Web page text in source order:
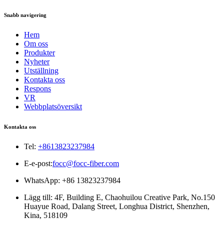
Snabb navigering
Hem
Om oss
Produkter
Nyheter
Utställning
Kontakta oss
Respons
VR
Webbplatsöversikt
Kontakta oss
Tel: +8613823237984
E-e-post:focc@focc-fiber.com
WhatsApp: +86 13823237984
Lägg till: 4F, ​​Building E, Chaohuilou Creative Park, No.150
Huayue Road, Dalang Street, Longhua District, Shenzhen,
Kina, 518109